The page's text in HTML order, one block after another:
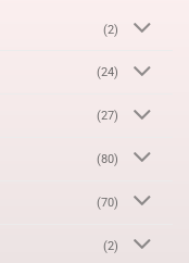
(2)
(24)
(27)
(80)
(70)
(2)